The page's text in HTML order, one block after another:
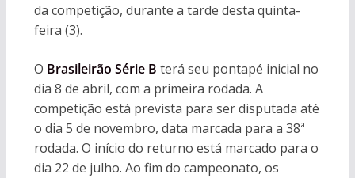
da competição, durante a tarde desta quinta-
feira (3).
O Brasileirão Série B terá seu pontapé inicial no
dia 8 de abril, com a primeira rodada. A
competição está prevista para ser disputada até
o dia 5 de novembro, data marcada para a 38ª
rodada. O início do returno está marcado para o
dia 22 de julho. Ao fim do campeonato, os